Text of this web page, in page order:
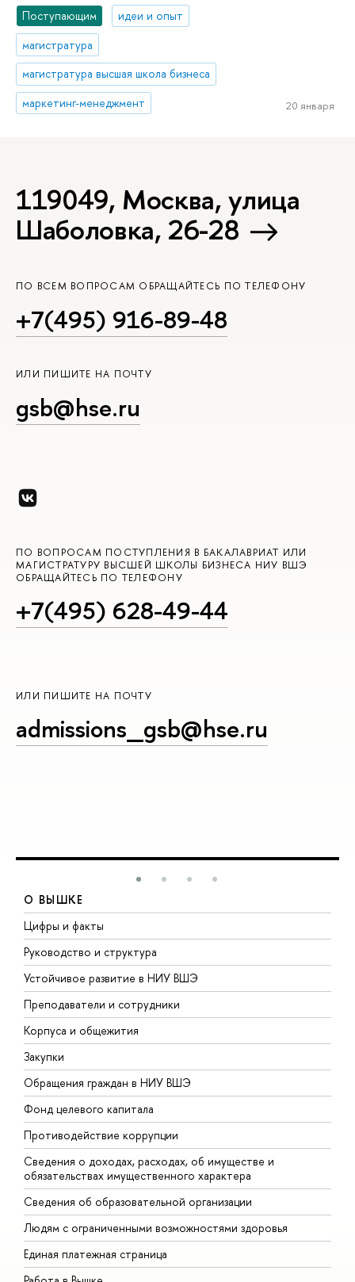
Поступающим
идеи и опыт
магистратура
магистратура высшая школа бизнеса
маркетинг-менеджмент
20 января
119049, Москва, улица
Шаболовка, 26-28
ПО ВСЕМ ВОПРОСАМ ОБРАЩАЙТЕСЬ ПО ТЕЛЕФОНУ
+7(495) 916-89-48
ИЛИ ПИШИТЕ НА ПОЧТУ
gsb@hse.ru
ПО ВОПРОСАМ ПОСТУПЛЕНИЯ В БАКАЛАВРИАТ ИЛИ
МАГИСТРАТУРУ ВЫСШЕЙ ШКОЛЫ БИЗНЕСА НИУ ВШЭ
ОБРАЩАЙТЕСЬ ПО ТЕЛЕФОНУ
+7(495) 628-49-44
ИЛИ ПИШИТЕ НА ПОЧТУ
admissions_gsb@hse.ru
О ВЫШКЕ
Цифры и факты
Руководство и структура
Устойчивое развитие в НИУ ВШЭ
Преподаватели и сотрудники
Корпуса и общежития
Закупки
Обращения граждан в НИУ ВШЭ
Фонд целевого капитала
Противодействие коррупции
Сведения о доходах, расходах, об имуществе и
обязательствах имущественного характера
Сведения об образовательной организации
Людям с ограниченными возможностями здоровья
Единая платежная страница